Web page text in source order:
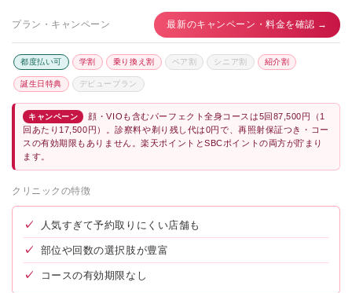
プラン・キャンペーン 最新のキャンペーン・料金を確認 →
都度払い可 学割 乗り換え割 ペア割 シニア割 紹介割
誕生日特典 デビュープラン
キャンペーン
顔・VIOも含むパーフェクト全身コースは5回87,500円（1
回あたり17,500円）。診察料や剃り残し代は0円で、再照射保証つき・コー
スの有効期限もありません。楽天ポイントとSBCポイントの両方が貯まり
ます。
クリニックの特徴
✓ 人気すぎて予約取りにくい店舗も
✓ 部位や回数の選択肢が豊富
✓ コースの有効期限なし